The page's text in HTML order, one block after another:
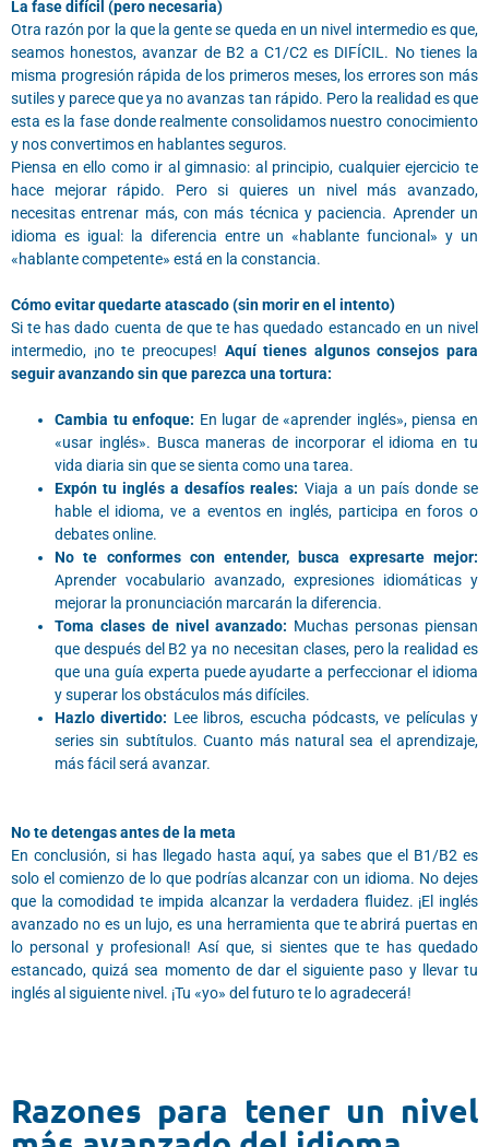
La fase difícil (pero necesaria)
Otra razón por la que la gente se queda en un nivel intermedio es que,
seamos honestos, avanzar de B2 a C1/C2 es DIFÍCIL. No tienes la
misma progresión rápida de los primeros meses, los errores son más
sutiles y parece que ya no avanzas tan rápido. Pero la realidad es que
esta es la fase donde realmente consolidamos nuestro conocimiento
y nos convertimos en hablantes seguros.
Piensa en ello como ir al gimnasio: al principio, cualquier ejercicio te
hace mejorar rápido. Pero si quieres un nivel más avanzado,
necesitas entrenar más, con más técnica y paciencia. Aprender un
idioma es igual: la diferencia entre un «hablante funcional» y un
«hablante competente» está en la constancia.
Cómo evitar quedarte atascado (sin morir en el intento)
Si te has dado cuenta de que te has quedado estancado en un nivel
intermedio, ¡no te preocupes! Aquí tienes algunos consejos para
seguir avanzando sin que parezca una tortura:
Cambia tu enfoque: En lugar de «aprender inglés», piensa en
«usar inglés». Busca maneras de incorporar el idioma en tu
vida diaria sin que se sienta como una tarea.
Expón tu inglés a desafíos reales: Viaja a un país donde se
hable el idioma, ve a eventos en inglés, participa en foros o
debates online.
No te conformes con entender, busca expresarte mejor:
Aprender vocabulario avanzado, expresiones idiomáticas y
mejorar la pronunciación marcarán la diferencia.
Toma clases de nivel avanzado: Muchas personas piensan
que después del B2 ya no necesitan clases, pero la realidad es
que una guía experta puede ayudarte a perfeccionar el idioma
y superar los obstáculos más difíciles.
Hazlo divertido: Lee libros, escucha pódcasts, ve películas y
series sin subtítulos. Cuanto más natural sea el aprendizaje,
más fácil será avanzar.
No te detengas antes de la meta
En conclusión, si has llegado hasta aquí, ya sabes que el B1/B2 es
solo el comienzo de lo que podrías alcanzar con un idioma. No dejes
que la comodidad te impida alcanzar la verdadera fluidez. ¡El inglés
avanzado no es un lujo, es una herramienta que te abrirá puertas en
lo personal y profesional! Así que, si sientes que te has quedado
estancado, quizá sea momento de dar el siguiente paso y llevar tu
inglés al siguiente nivel. ¡Tu «yo» del futuro te lo agradecerá!
Razones para tener un nivel